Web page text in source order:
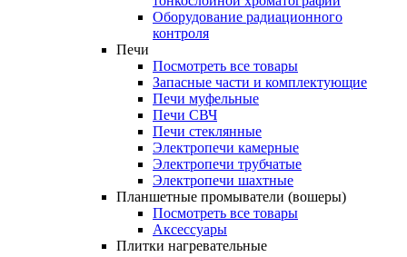
Оборудование радиационного
контроля
Печи
Посмотреть все товары
Запасные части и комплектующие
Печи муфельные
Печи СВЧ
Печи стеклянные
Электропечи камерные
Электропечи трубчатые
Электропечи шахтные
Планшетные промыватели (вошеры)
Посмотреть все товары
Аксессуары
Плитки нагревательные